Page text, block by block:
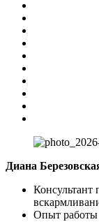
Диана
Консультант
Опыт работы